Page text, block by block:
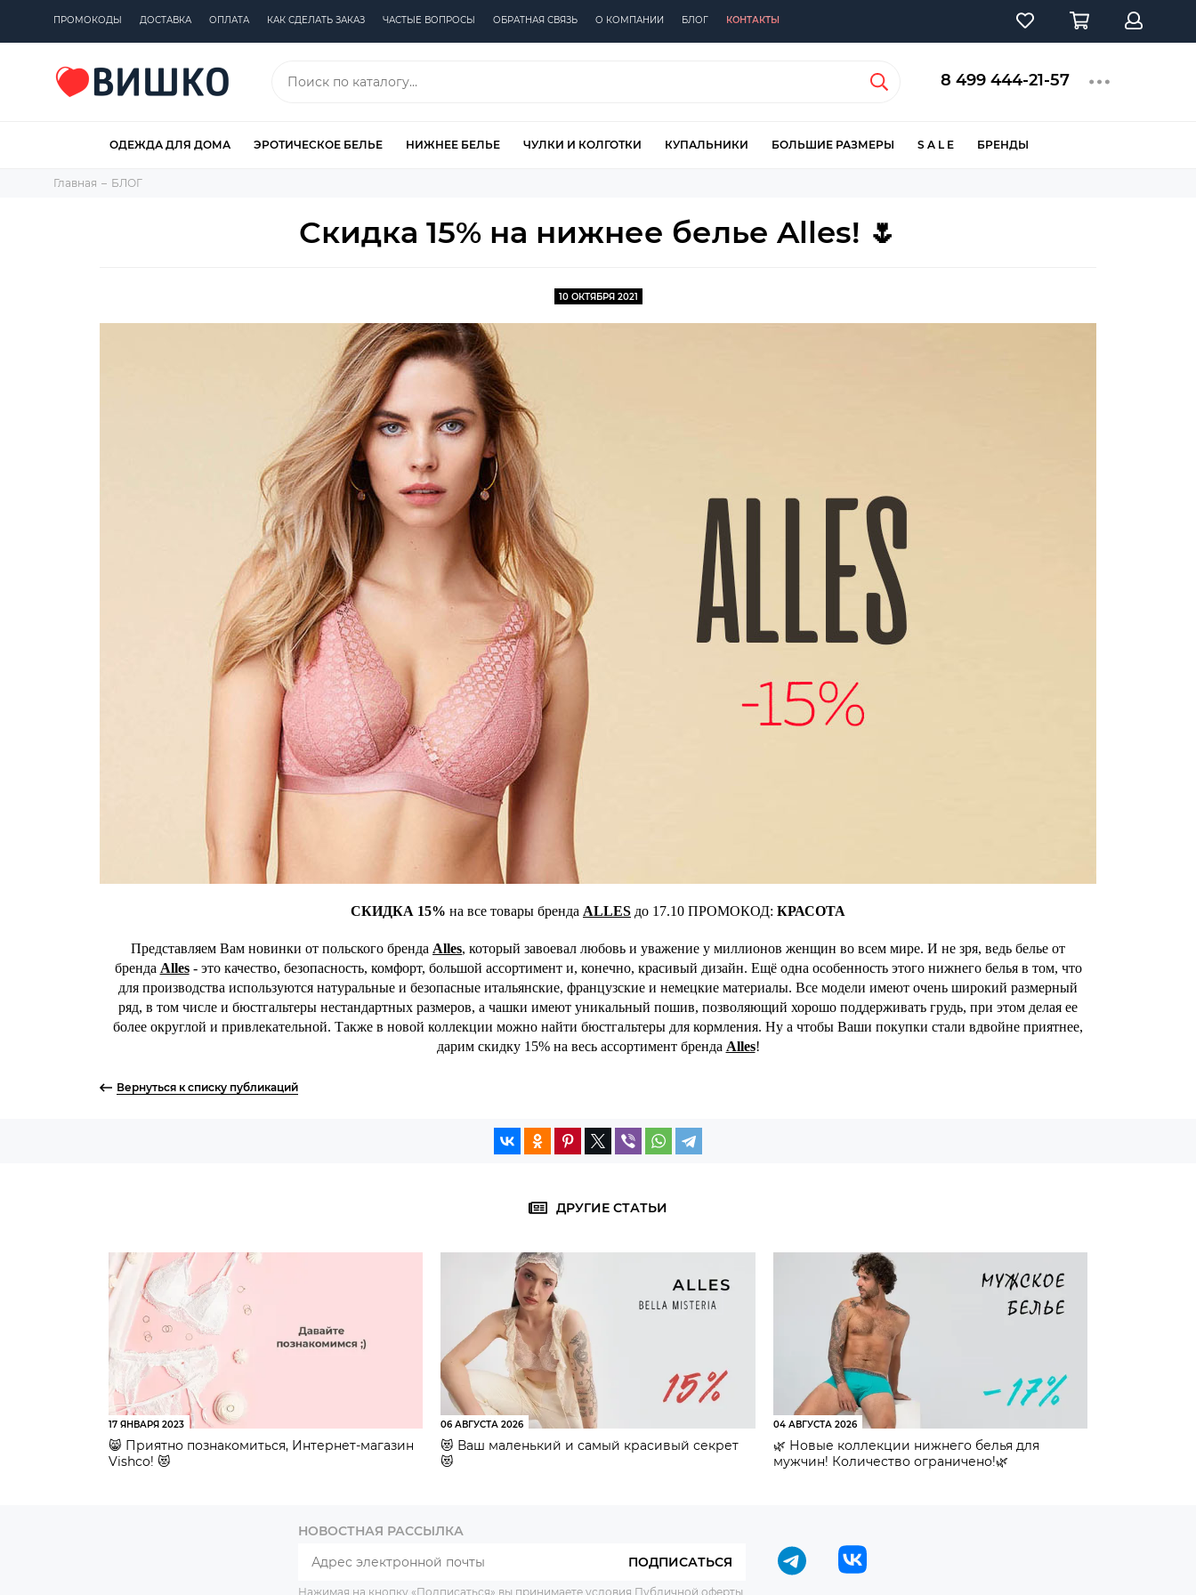
ПРОМОКОДЫ ДОСТАВКА ОПЛАТА КАК СДЕЛАТЬ ЗАКАЗ ЧАСТЫЕ ВОПРОСЫ ОБРАТНАЯ СВЯЗЬ О КОМПАНИИ БЛОГ КОНТАКТЫ
8 499 444-21-57
ОДЕЖДА ДЛЯ ДОМА ЭРОТИЧЕСКОЕ БЕЛЬЕ НИЖНЕЕ БЕЛЬЕ ЧУЛКИ И КОЛГОТКИ КУПАЛЬНИКИ БОЛЬШИЕ РАЗМЕРЫ S A L E БРЕНДЫ
Главная БЛОГ
Скидка 15% на нижнее белье Alles! 🌷
10 ОКТЯБРЯ 2021
СКИДКА 15% на все товары бренда ALLES до 17.10 ПРОМОКОД: КРАСОТА
Представляем Вам новинки от польского бренда Alles, который завоевал любовь и уважение у миллионов женщин во всем мире. И не зря, ведь белье от
бренда Alles- это качество, безопасность, комфорт, большой ассортимент и, конечно, красивый дизайн. Ещё одна особенность этого нижнего белья в том, что
для производства используются натуральные и безопасные итальянские, французские и немецкие материалы. Все модели имеют очень широкий размерный
ряд, в том числе и бюстгальтеры нестандартных размеров, а чашки имеют уникальный пошив, позволяющий хорошо поддерживать грудь, при этом делая ее
более округлой и привлекательной. Также в новой коллекции можно найти бюстгальтеры для кормления. Ну а чтобы Ваши покупки стали вдвойне приятнее,
дарим скидку 15% на весь ассортимент бренда Alles!
Вернуться к списку публикаций
ДРУГИЕ СТАТЬИ
17 ЯНВАРЯ 2023
😸 Приятно познакомиться, Интернет-магазин
Vishco! 😻
06 АВГУСТА 2026
😻 Ваш маленький и самый красивый секрет
😻
04 АВГУСТА 2026
🌿 Новые коллекции нижнего белья для
мужчин! Количество ограничено!🌿
НОВОСТНАЯ РАССЫЛКА
ПОДПИСАТЬСЯ
Нажимая на кнопку «Подписаться» вы принимаете условия Публичной оферты